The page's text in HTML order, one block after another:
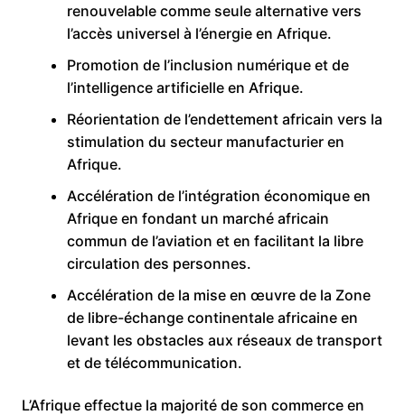
renouvelable comme seule alternative vers
l’accès universel à l’énergie en Afrique.
Promotion de l’inclusion numérique et de
l’intelligence artificielle en Afrique.
Réorientation de l’endettement africain vers la
stimulation du secteur manufacturier en
Afrique.
Accélération de l’intégration économique en
Afrique en fondant un marché africain
commun de l’aviation et en facilitant la libre
circulation des personnes.
Accélération de la mise en œuvre de la Zone
de libre-échange continentale africaine en
levant les obstacles aux réseaux de transport
et de télécommunication.
L’Afrique effectue la majorité de son commerce en